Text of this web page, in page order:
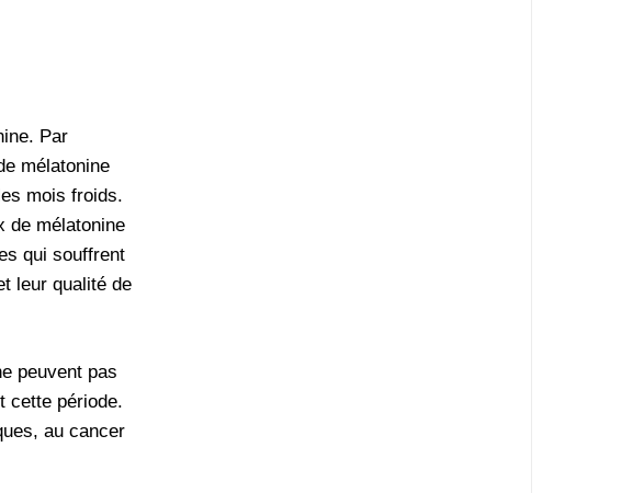
Par
mélatonine
mois froids.
de mélatonine
qui souffrent
leur qualité de
peuvent pas
cette période.
au cancer